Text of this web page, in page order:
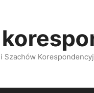
Szachów